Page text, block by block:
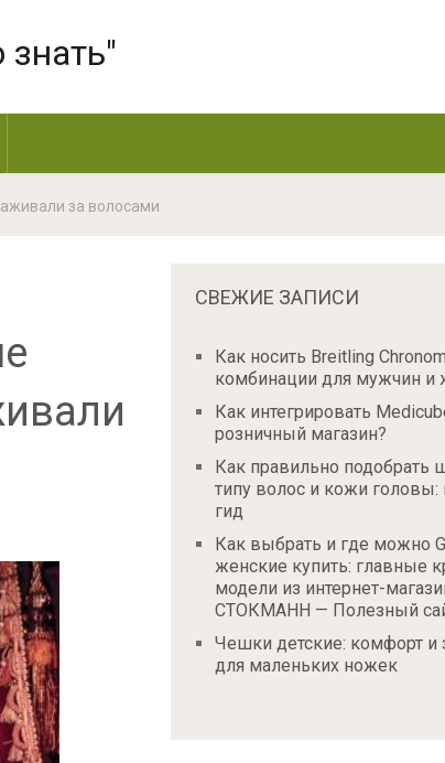
за волосами
СВЕЖИЕ ЗАПИСИ
Как носить Breitling
комбинации для мужчин и
Как интегрировать
розничный магазин?
Как правильно подобрать
типу волос и кожи
гид
Как выбрать и где можно
женские купить: главные
модели из интернет-
СТОКМАНН — Полезный
Чешки детские: комфорт и
для маленьких ножек